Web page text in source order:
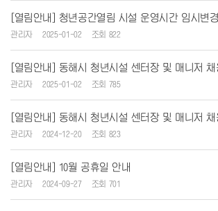
[열림안내] 청년공간열림 시설 운영시간 임시변
관리자 2025-01-02 조회 822
[열림안내] 동해시 청년시설 센터장 및 매니저
관리자 2025-01-02 조회 785
[열림안내] 동해시 청년시설 센터장 및 매니저
관리자 2024-12-20 조회 823
[열림안내] 10월 공휴일 안내
관리자 2024-09-27 조회 701